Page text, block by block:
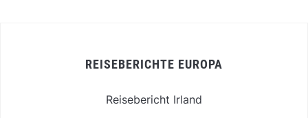
REISEBERICHTE EUROPA
Reisebericht Irland